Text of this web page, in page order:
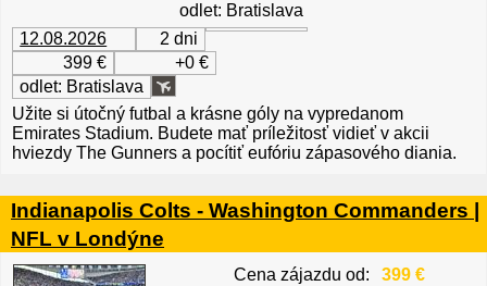
odlet: Bratislava
12.08.2026
2 dni
399 €
+0 €
odlet: Bratislava
Užite si útočný futbal a krásne góly na vypredanom
Emirates Stadium. Budete mať príležitosť vidieť v akcii
hviezdy The Gunners a pocítiť eufóriu zápasového diania.
Indianapolis Colts - Washington Commanders |
NFL v Londýne
Cena zájazdu od:
399 €